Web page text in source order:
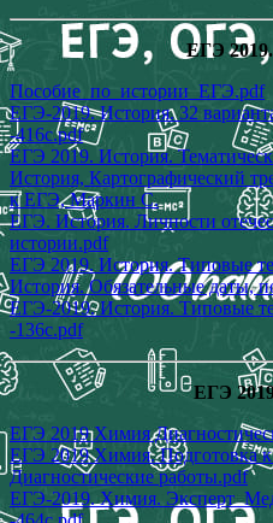
ЕГЭ
Пособие_по_истории_ЕГЭ.pdf
ЕГЭ-2019. История. 32
-416с.pdf
ЕГЭ 2019. История.
История, Картографический
к ЕГЭ, Маркин С.
ЕГЭ. История. Личности
истории.pdf
ЕГЭ 2019. История. Типовые
История. Обязательные даты,
ЕГЭ-2019. История. Типовые
-136с.pdf
ЕГЭ
ЕГЭ 2019 Химия
ЕГЭ 2019 Химия. Подготовка
Диагностические работы.pdf
ЕГЭ-2019. Химия.